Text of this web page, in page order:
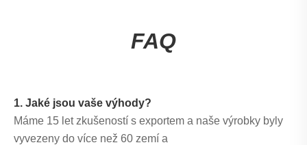
FAQ
1. Jaké jsou vaše výhody?
Máme 15 let zkušeností s exportem a naše výrobky byly
vyvezeny do více než 60 zemí a